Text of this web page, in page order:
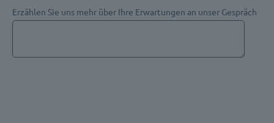
Erzählen Sie uns mehr über Ihre Erwartungen an unser Gespräch